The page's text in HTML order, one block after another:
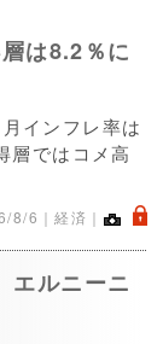
は8.2％に
インフレ率は
層ではコメ高
8/6 ｜経済｜ .
ルニーニ